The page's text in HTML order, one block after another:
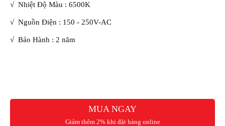
√ Nhiệt Độ Màu : 6500K
√ Nguồn Điện : 150 - 250V-AC
√ Bảo Hành : 2 năm
MUA NGAY
Giảm thêm 2% khi đặt hàng online